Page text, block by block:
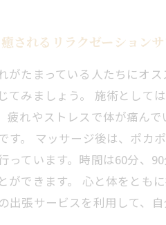
されるリラクゼーション
たまっている人たちにオ
みましょう。 施術として
れやストレスで体が痛ん
。 マッサージ後は、ポ
ています。時間は60分、
できます。 心と体をとも
張サービスを利用して、